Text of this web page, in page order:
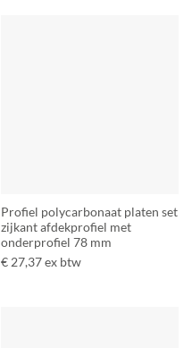
Profiel polycarbonaat platen set
zijkant afdekprofiel met
onderprofiel 78 mm
€27,37 ex btw